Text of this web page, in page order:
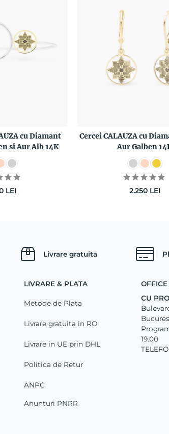
cu Diamant
si Aur Alb 14K
LEI
Cercei CALAUZA cu
Aur Galben
2.250 LEI
Livrare gratuita
LIVRARE & PLATA
Metode de Plata
Livrare gratuita in RO
Livrare in UE prin DHL
Politica de Retur
ANPC
Anunturi PNRR
CU
19.00